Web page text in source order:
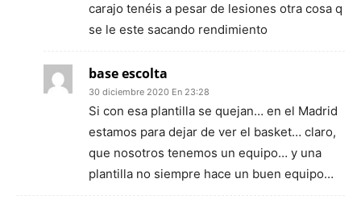
carajo tenéis a pesar de lesiones otra cosa q
se le este sacando rendimiento
base escolta
30 diciembre 2020 En 23:28
Si con esa plantilla se quejan… en el Madrid
estamos para dejar de ver el basket… claro,
que nosotros tenemos un equipo… y una
plantilla no siempre hace un buen equipo…